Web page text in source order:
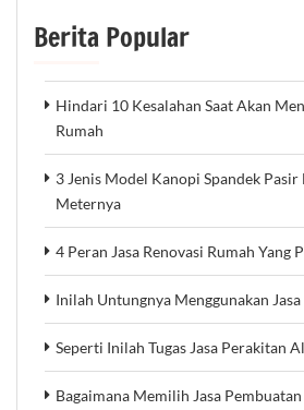
Berita Popular
Hindari 10 Kesalahan Saat Akan
Rumah
3 Jenis Model Kanopi Spandek
Meternya
4 Peran Jasa Renovasi Rumah Yang
Inilah Untungnya Menggunakan
Seperti Inilah Tugas Jasa Perakitan
Bagaimana Memilih Jasa